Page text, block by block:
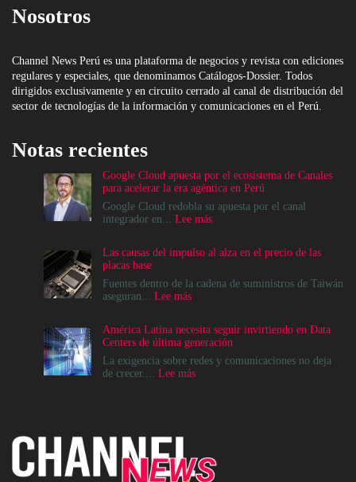
Nosotros
Channel News Perú es una plataforma de negocios y revista con ediciones
regulares y especiales, que denominamos Catálogos-Dossier. Todos
dirigidos exclusivamente y en circuito cerrado al canal de distribución del
sector de tecnologías de la información y comunicaciones en el Perú.
Notas recientes
Google Cloud apuesta por el ecosistema de Canales
para acelerar la era agéntica en Perú
Google Cloud redobla su apuesta por el canal
integrador en... Lee más:
apuesta
el
para
acelerar
la
era
Las causas del impulso al alza en el precio de las
placas base
Fuentes dentro de la cadena de suministros de Taiwán
aseguran... Lee más:
del
impulso
al
alza
base
América Latina necesita seguir invirtiendo en Data
Centers de última generación
La exigencia sobre redes y comunicaciones no deja
de crecer.... Lee más:
Data
Centers